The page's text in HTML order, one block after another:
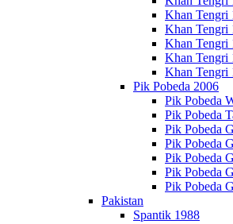
Khan Tengri
Khan Tengri
Khan Tengri
Khan Tengri
Khan Tengri
Pik Pobeda 2006
Pik Pobeda
Pik Pobeda
Pik Pobeda
Pik Pobeda
Pik Pobeda
Pik Pobeda
Pik Pobeda
Pakistan
Spantik 1988